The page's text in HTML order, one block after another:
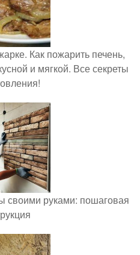
Как пожарить печень,
и мягкой. Все секреты
своими руками: пошаговая